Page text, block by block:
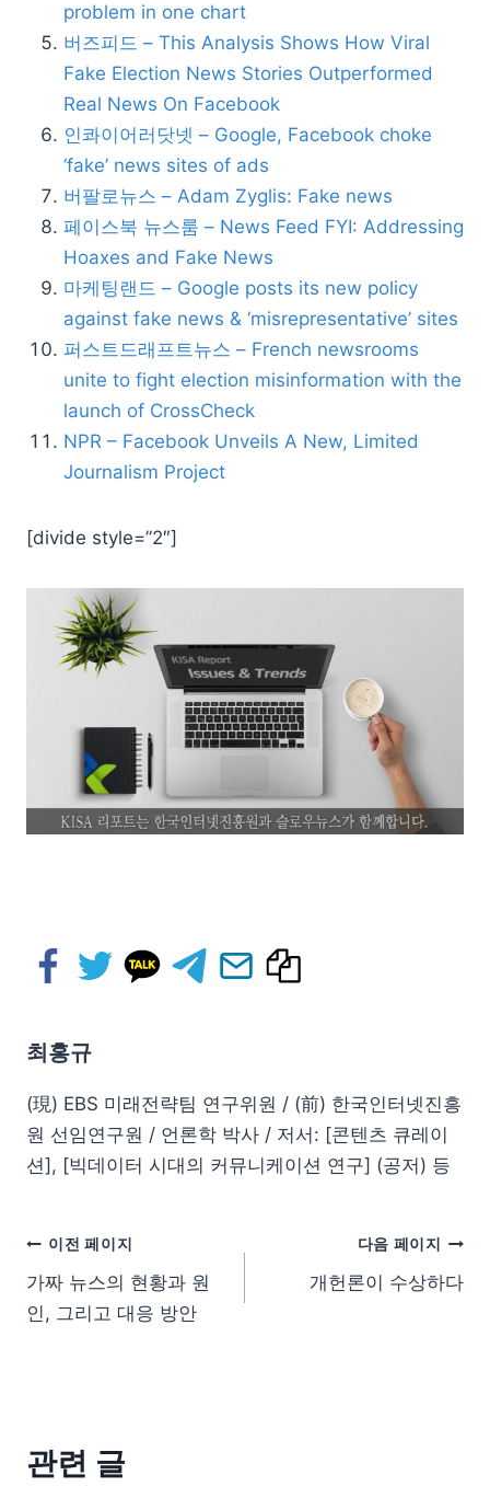
problem in one chart
버즈피드 – This Analysis Shows How Viral
Fake Election News Stories Outperformed
Real News On Facebook
인콰이어러닷넷 – Google, Facebook choke
‘fake’ news sites of ads
버팔로뉴스 – Adam Zyglis: Fake news
페이스북 뉴스룸 – News Feed FYI: Addressing
Hoaxes and Fake News
마케팅랜드 – Google posts its new policy
against fake news & ‘misrepresentative’ sites
퍼스트드래프트뉴스 – French newsrooms
unite to fight election misinformation with the
launch of CrossCheck
NPR – Facebook Unveils A New, Limited
Journalism Project
[divide style=”2″]
최홍규
(現) EBS 미래전략팀 연구위원 / (前) 한국인터넷진흥
원 선임연구원 / 언론학 박사 / 저서: [콘텐츠 큐레이
션], [빅데이터 시대의 커뮤니케이션 연구] (공저) 등
이전 페이지
가짜 뉴스의 현황과 원
인, 그리고 대응 방안
다음 페이지
개헌론이 수상하다
관련 글